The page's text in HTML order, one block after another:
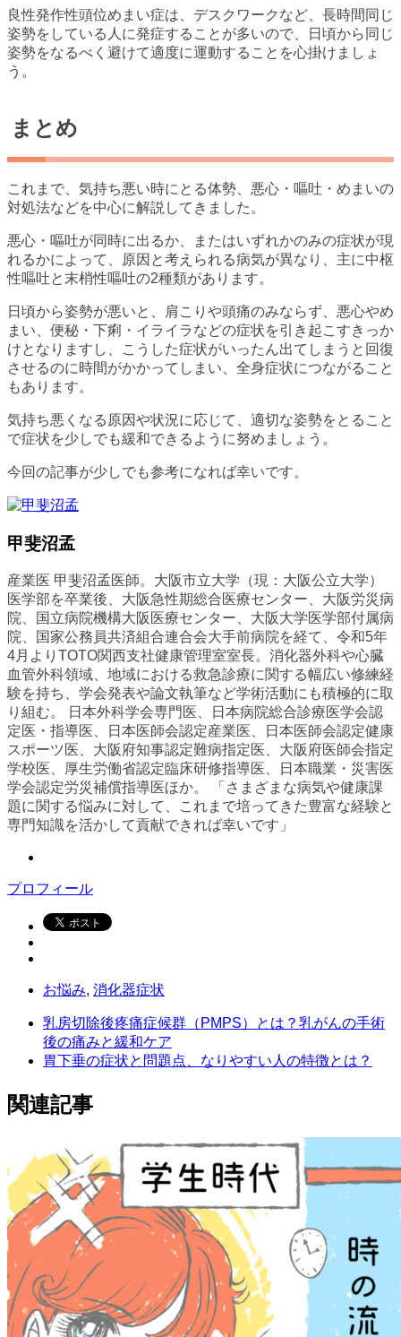
良性発作性頭位めまい症は、デスクワークなど、長時間同じ
姿勢をしている人に発症することが多いので、日頃から同じ
姿勢をなるべく避けて適度に運動することを心掛けましょ
う。
まとめ
これまで、気持ち悪い時にとる体勢、悪心・嘔吐・めまいの
対処法などを中心に解説してきました。
悪心・嘔吐が同時に出るか、またはいずれかのみの症状が現
れるかによって、原因と考えられる病気が異なり、主に中枢
性嘔吐と末梢性嘔吐の2種類があります。
日頃から姿勢が悪いと、肩こりや頭痛のみならず、悪心やめ
まい、便秘・下痢・イライラなどの症状を引き起こすきっか
けとなりますし、こうした症状がいったん出てしまうと回復
させるのに時間がかかってしまい、全身症状につながること
もあります。
気持ち悪くなる原因や状況に応じて、適切な姿勢をとること
で症状を少しでも緩和できるように努めましょう。
今回の記事が少しでも参考になれば幸いです。
甲斐沼孟
産業医 甲斐沼孟医師。大阪市立大学（現：大阪公立大学）
医学部を卒業後、大阪急性期総合医療センター、大阪労災病
院、国立病院機構大阪医療センター、大阪大学医学部付属病
院、国家公務員共済組合連合会大手前病院を経て、令和5年
4月よりTOTO関西支社健康管理室室長。消化器外科や心臓
血管外科領域、地域における救急診療に関する幅広い修練経
験を持ち、学会発表や論文執筆など学術活動にも積極的に取
り組む。 日本外科学会専門医、日本病院総合診療医学会認
定医・指導医、日本医師会認定産業医、日本医師会認定健康
スポーツ医、大阪府知事認定難病指定医、大阪府医師会指定
学校医、厚生労働省認定臨床研修指導医、日本職業・災害医
学会認定労災補償指導医ほか。 「さまざまな病気や健康課
題に関する悩みに対して、これまで培ってきた豊富な経験と
専門知識を活かして貢献できれば幸いです」
プロフィール
お悩み, 消化器症状
乳房切除後疼痛症候群（PMPS）とは？乳がんの手術
後の痛みと緩和ケア
胃下垂の症状と問題点、なりやすい人の特徴とは？
関連記事